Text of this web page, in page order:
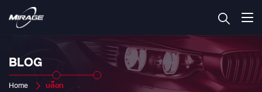
BLOG
Home บล็อก